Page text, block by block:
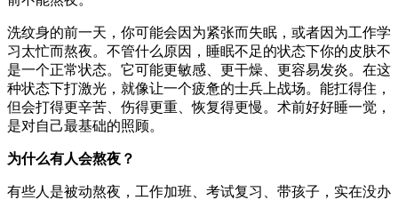
洗纹身的前一天，你可能会因为紧张而失眠，或者因为工作学
习太忙而熬夜。不管什么原因，睡眠不足的状态下你的皮肤不
是一个正常状态。它可能更敏感、更干燥、更容易发炎。在这
种状态下打激光，就像让一个疲惫的士兵上战场。能扛得住，
但会打得更辛苦、伤得更重、恢复得更慢。术前好好睡一觉，
是对自己最基础的照顾。
为什么有人会熬夜？
有些人是被动熬夜，工作加班、考试复习、带孩子，实在没办